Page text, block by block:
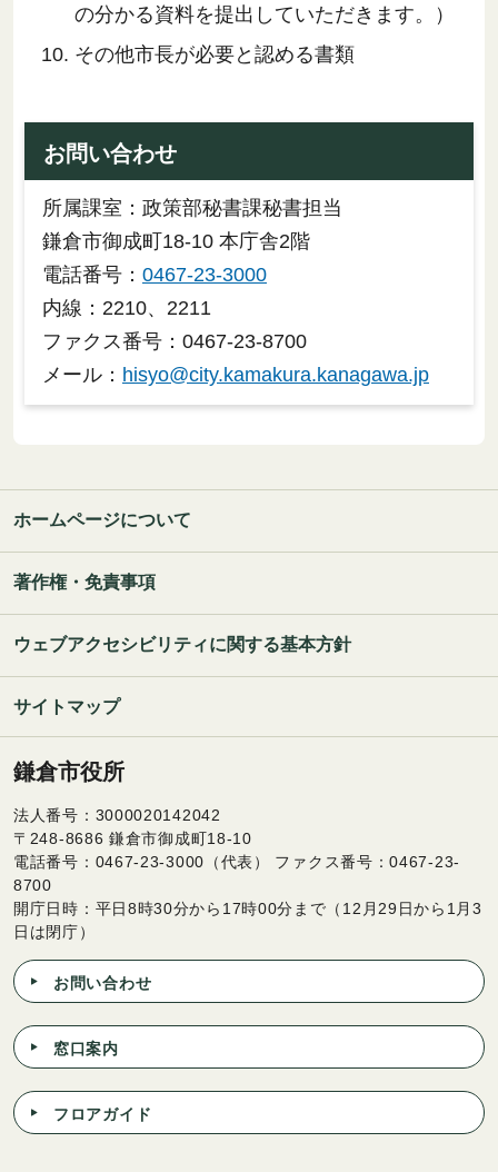
の分かる資料を提出していただきます。）
その他市長が必要と認める書類
お問い合わせ
所属課室：政策部秘書課秘書担当
鎌倉市御成町18-10 本庁舎2階
電話番号： 0467-23-3000
内線：2210、2211
ファクス番号：0467-23-8700
メール： hisyo@city.kamakura.kanagawa.jp
ホームページについて
著作権・免責事項
ウェブアクセシビリティに関する基本方針
サイトマップ
鎌倉市役所
法人番号：3000020142042
〒248-8686 鎌倉市御成町18-10
電話番号：0467-23-3000（代表） ファクス番号：0467-23-
8700
開庁日時：平日8時30分から17時00分まで（12月29日から1月3
日は閉庁）
お問い合わせ
窓口案内
フロアガイド